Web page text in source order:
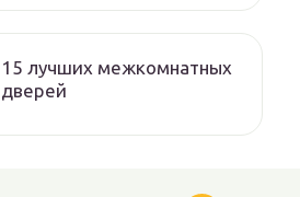
15 лучших межкомнатных
дверей